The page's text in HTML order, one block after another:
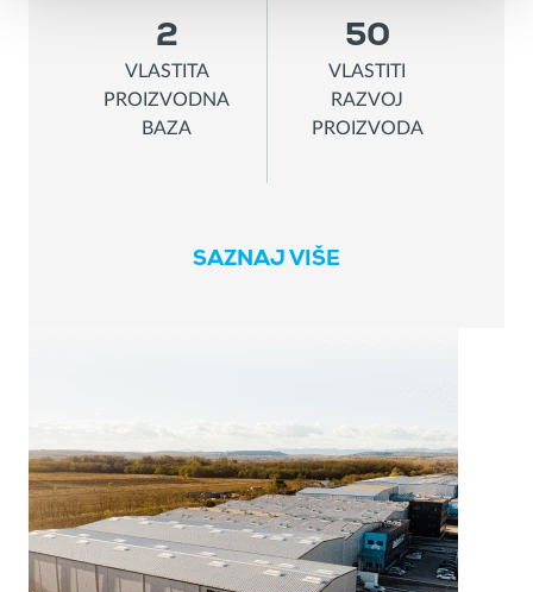
2
VLASTITA
PROIZVODNA
BAZA
50
VLASTITI
RAZVOJ
PROIZVODA
SAZNAJ VIŠE